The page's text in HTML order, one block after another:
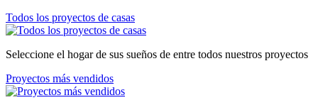
Todos los proyectos de casas
Seleccione el hogar de sus sueños de entre todos nuestros proyectos
Proyectos más vendidos